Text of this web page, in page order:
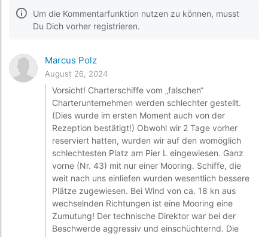
Um die Kommentarfunktion nutzen zu können, musst
Du Dich vorher registrieren.
Marcus Polz
August 26, 2024
Vorsicht! Charterschiffe vom „falschen“
Charterunternehmen werden schlechter gestellt.
(Dies wurde im ersten Moment auch von der
Rezeption bestätigt!) Obwohl wir 2 Tage vorher
reserviert hatten, wurden wir auf den womöglich
schlechtesten Platz am Pier L eingewiesen. Ganz
vorne (Nr. 43) mit nur einer Mooring. Schiffe, die
weit nach uns einliefen wurden wesentlich bessere
Plätze zugewiesen. Bei Wind von ca. 18 kn aus
wechselnden Richtungen ist eine Mooring eine
Zumutung! Der technische Direktor war bei der
Beschwerde aggressiv und einschüchternd. Die